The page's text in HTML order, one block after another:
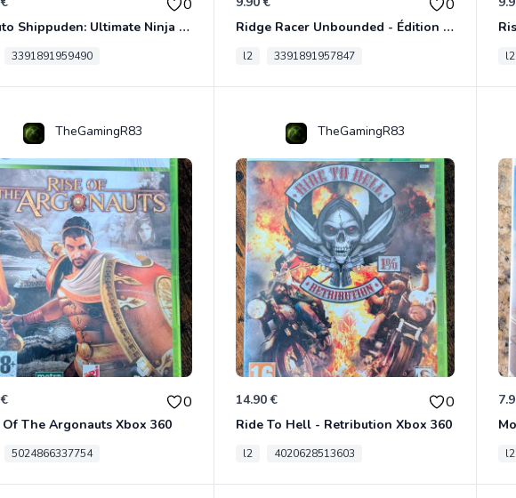
0
Naruto Shippuden: Ultimate Ninja Storm Generations - Card Edition Xbox 360
3391891959490
0
Ridge Racer Unbounded - Édition Limitée Xbox 360
l2 3391891957847 l2
TheGamingR83
0
Of The Argonauts Xbox 360
5024866337754
TheGamingR83
14.90 € 0
Ride To Hell - Retribution Xbox 360
l2 4020628513603 l2